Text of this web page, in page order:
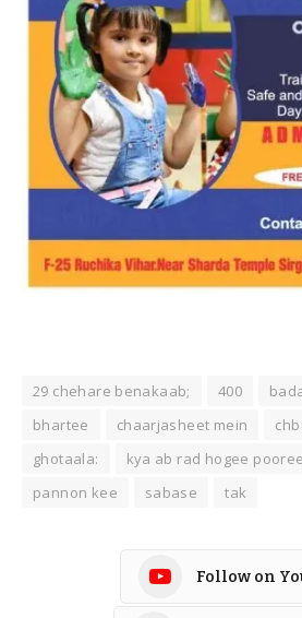
29 chehare benakaab; 400
bhartee
chaarjasheet mein chbi
ghotaala:
kya ab rad hogee
pannon kee
sabase tak
Follow on